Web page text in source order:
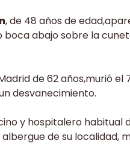
, de 48 años de
abajo sobre la
de 62 años,murió
desvanecimiento.
y hospitalero habitual
de su localidad,